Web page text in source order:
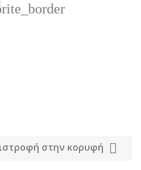
στην κορυφή 